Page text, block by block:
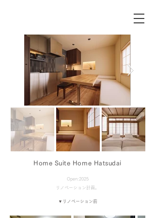
Home Suite Home Hatsudai
Open:2025
リノベーション計画。
​▼リノベーション前